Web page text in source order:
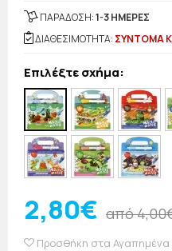
ΠΑΡΑΔΟΣΗ:1-3 ΗΜΕΡΕΣ
ΔΙΑΘΕΣΙΜΟΤΗΤΑ: ΣΥΝΤΟΜΑ
Επιλέξτε σχήμα:
2,80€ από
Προσθήκη στα Αγαπημένα